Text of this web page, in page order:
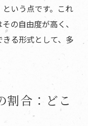
いう点です。これ
の自由度が高く、
る形式として、多
割合：どこ